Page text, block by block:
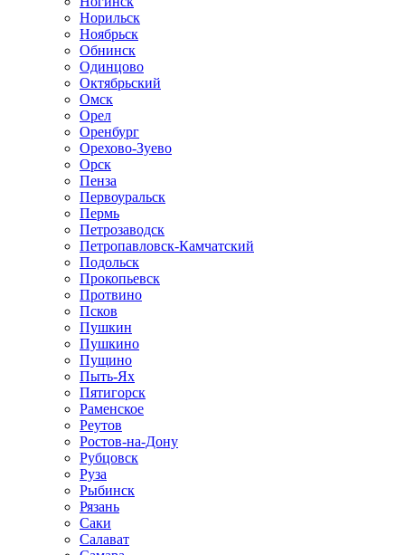
Норильск
Ноябрьск
Обнинск
Одинцово
Октябрьский
Омск
Орел
Оренбург
Орехово-Зуево
Орск
Пенза
Первоуральск
Пермь
Петрозаводск
Петропавловск-Камчатский
Подольск
Прокопьевск
Протвино
Псков
Пушкин
Пушкино
Пущино
Пыть-Ях
Пятигорск
Раменское
Реутов
Ростов-на-Дону
Рубцовск
Руза
Рыбинск
Рязань
Саки
Салават